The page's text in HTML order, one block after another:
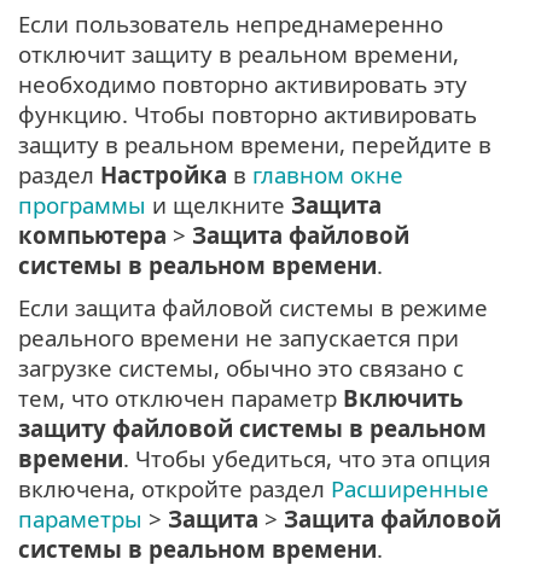
Если пользователь непреднамеренно
отключит защиту в реальном времени,
необходимо повторно активировать эту
функцию. Чтобы повторно активировать
защиту в реальном времени, перейдите в
раздел Настройка в главном окне
программы и щелкните Защита
компьютера > Защита файловой
системы в реальном времени.
Если защита файловой системы в режиме
реального времени не запускается при
загрузке системы, обычно это связано с
тем, что отключен параметр Включить
защиту файловой системы в реальном
времени. Чтобы убедиться, что эта опция
включена, откройте раздел Расширенные
параметры > Защита > Защита файловой
системы в реальном времени.